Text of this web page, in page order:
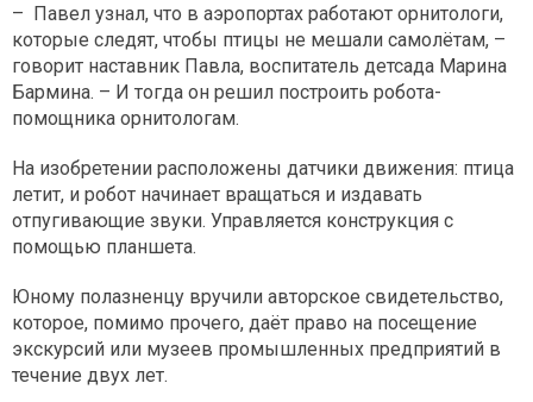
– Павел узнал, что в аэропортах работают орнитологи,
которые следят, чтобы птицы не мешали самолётам, –
говорит наставник Павла, воспитатель детсада Марина
Бармина. – И тогда он решил построить робота-
помощника орнитологам.
На изобретении расположены датчики движения: птица
летит, и робот начинает вращаться и издавать
отпугивающие звуки. Управляется конструкция с
помощью планшета.
Юному полазненцу вручили авторское свидетельство,
которое, помимо прочего, даёт право на посещение
экскурсий или музеев промышленных предприятий в
течение двух лет.